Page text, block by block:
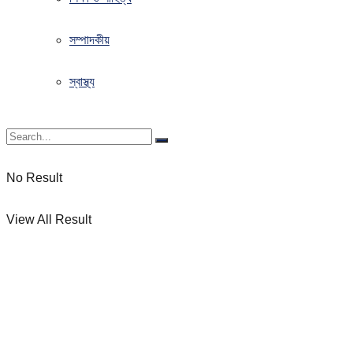
সম্পাদকীয়
স্বাস্থ্য
No Result
View All Result